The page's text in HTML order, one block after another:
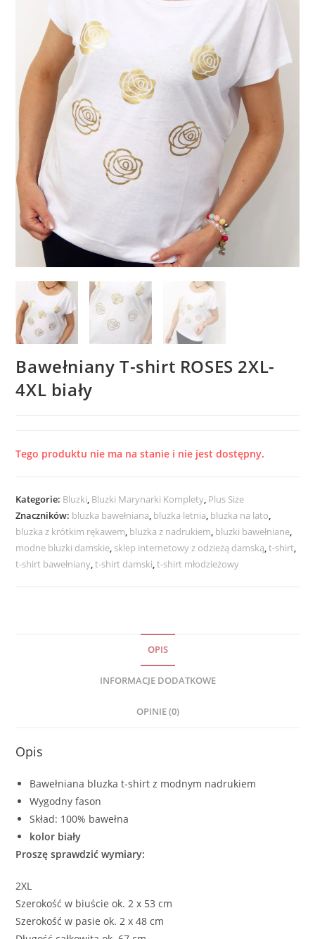
Bawełniany T-shirt ROSES 2XL-
4XL biały
Tego produktu nie ma na stanie i nie jest dostępny.
Kategorie: Bluzki, Bluzki Marynarki Komplety, Plus Size
Znaczników: bluzka bawełniana, bluzka letnia, bluzka na lato,
bluzka z krótkim rękawem, bluzka z nadrukiem, bluzki bawełniane,
modne bluzki damskie, sklep internetowy z odzieżą damską,t-shirt,
t-shirt bawełniany,t-shirt damski,t-shirt młodzieżowy
OPIS
INFORMACJE DODATKOWE
OPINIE (0)
Opis
Bawełniana bluzka t-shirt z modnym nadrukiem
Wygodny fason
Skład: 100% bawełna
kolor biały
Proszę sprawdzić wymiary:
2XL
Szerokość w biuście ok. 2 x 53 cm
Szerokość w pasie ok. 2 x 48 cm